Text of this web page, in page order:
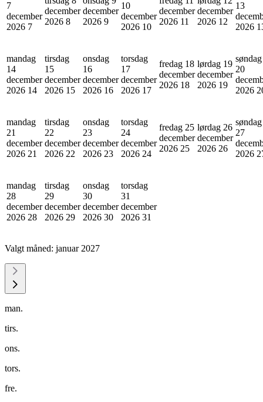
7
december
2026 7
december
2026 8
december
2026 9
10
december
2026 10
december
2026 11
december
2026 12
13
2026
mandag
14
december
2026 14
tirsdag
15
december
2026 15
onsdag
16
december
2026 16
torsdag
17
december
2026 17
fredag 18
december
2026 18
lørdag 19
december
2026 19
søndag
20
2026
mandag
21
december
2026 21
tirsdag
22
december
2026 22
onsdag
23
december
2026 23
torsdag
24
december
2026 24
fredag 25
december
2026 25
lørdag 26
december
2026 26
søndag
27
2026
mandag
28
december
2026 28
tirsdag
29
december
2026 29
onsdag
30
december
2026 30
torsdag
31
december
2026 31
Valgt måned: januar 2027
man.
tirs.
ons.
tors.
fre.